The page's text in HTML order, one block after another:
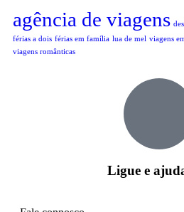
agência de viagens
férias a dois férias em família lua de mel viagens
viagens românticas
Ligue e